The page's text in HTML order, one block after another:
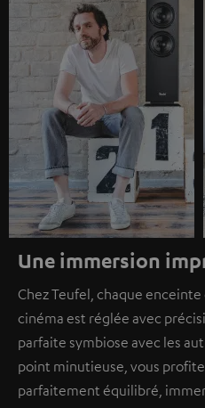
Une immersion
Chez Teufel, chaque
cinéma est réglée avec
parfaite symbiose avec les
point minutieuse, vous
parfaitement équilibré,